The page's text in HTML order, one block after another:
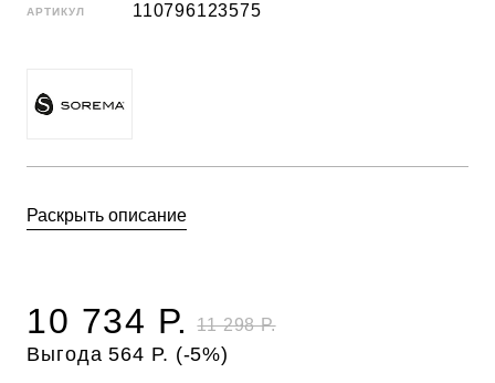
АРТИКУЛ 110796123575
Раскрыть описание
11 298 Р.
10 734 Р.
Выгода 564 Р. (-5%)